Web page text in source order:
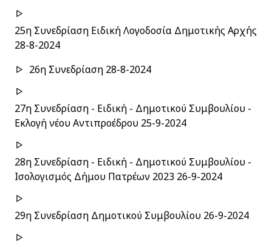
25η Συνεδρίαση Ειδική Λογοδοσία Δημοτικής Αρχής
28-8-2024
26η Συνεδρίαση 28-8-2024
27η Συνεδρίαση - Ειδική - Δημοτικού Συμβουλίου -
Εκλογή νέου Αντιπροέδρου 25-9-2024
28η Συνεδρίαση - Ειδική - Δημοτικού Συμβουλίου -
Ισολογισμός Δήμου Πατρέων 2023 26-9-2024
29η Συνεδρίαση Δημοτικού Συμβουλίου 26-9-2024